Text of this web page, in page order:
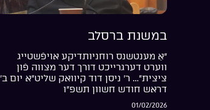
במשנת ברסלב
“אַ מענטשנס רוחניותדיקע אויפֿשטייג
ווערט דערגרייכט דורך דער מצווה פֿון
ציצית”… ר’ ניסן דוד קיוואק שליט”א יום ב’
דראש חודש חשוון תשפ”ו
01/02/2026